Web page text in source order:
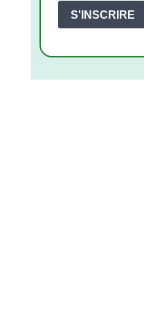
S'INSCRIRE